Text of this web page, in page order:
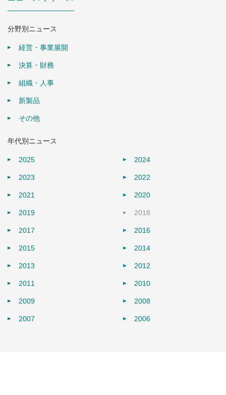
分野別ニュース
経営・事業展開
決算・財務
組織・人事
新製品
その他
年代別ニュース
2025 2024
2023 2022
2021 2020
2019 2018
2017 2016
2015 2014
2013 2012
2011 2010
2009 2008
2007 2006